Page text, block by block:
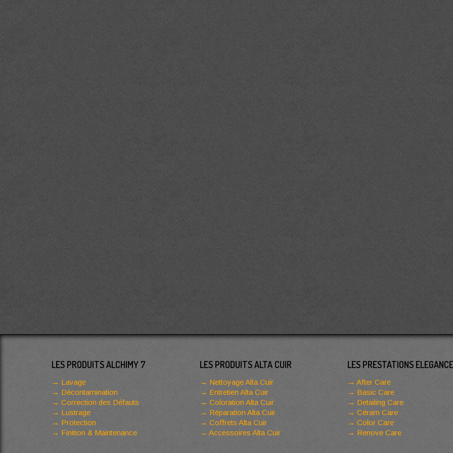
LES PRODUITS ALCHIMY 7
Lavage
Décontamination
Correction des Défauts
Lustrage
Protection
Finition & Maintenance
LES PRODUITS ALTA CUIR
Nettoyage Alta Cuir
Entretien Alta Cuir
Coloration Alta Cuir
Réparation Alta Cuir
Coffrets Alta Cuir
Accessoires Alta Cuir
LES PRESTATIONS
After Care
Basic Care
Detailing Care
Céram Care
Color Care
Renove Care